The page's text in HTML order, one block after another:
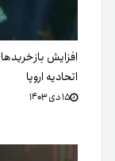
افزایش
اتحادیه اروپا
۱۵ دی ۱۴۰۳